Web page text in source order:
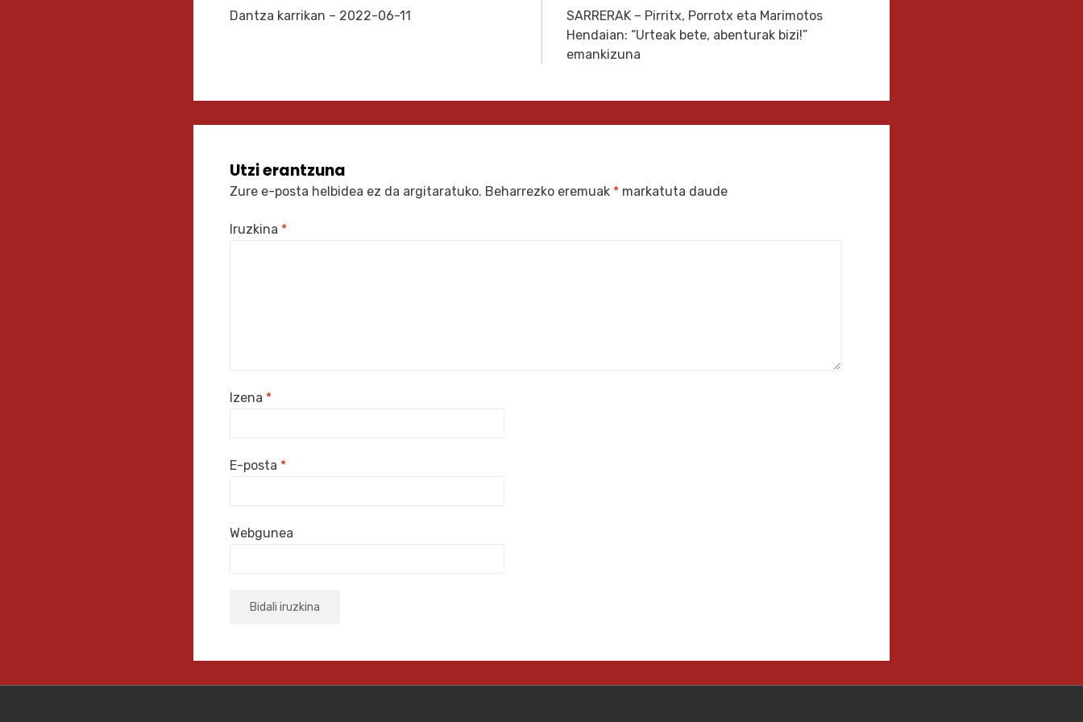
zehar
Dantza karrikan – 2022-06-11
SARRERAK – Pirritx, Porrotx eta Marimotos
Hendaian: “Urteak bete, abenturak bizi!”
emankizuna
Utzi erantzuna
Zure e-posta helbidea ez da argitaratuko. Beharrezko eremuak * markatuta daude
Iruzkina *
Izena *
E-posta *
Webgunea